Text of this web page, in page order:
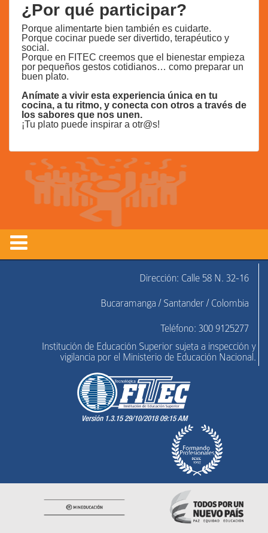
¿Por qué participar?
Porque alimentarte bien también es cuidarte.
Porque cocinar puede ser divertido, terapéutico y
social.
Porque en FITEC creemos que el bienestar empieza
por pequeños gestos cotidianos… como preparar un
buen plato.
Anímate a vivir esta experiencia única en tu
cocina, a tu ritmo, y conecta con otros a través de
los sabores que nos unen.
¡Tu plato puede inspirar a otr@s!
Dirección: Calle 58 N. 32-16
Bucaramanga / Santander / Colombia
Teléfono: 300 9125277
Institución de Educación Superior sujeta a inspección y
vigilancia por el Ministerio de Educación Nacional.
Versión 1.3.15 29/10/2018 09:15 AM